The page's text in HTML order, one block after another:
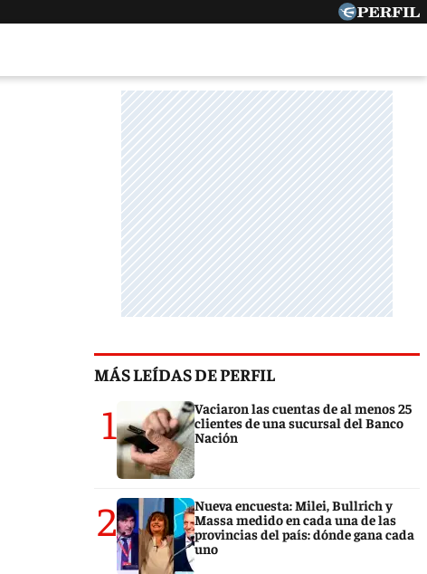
MÁS LEÍDAS DE PERFIL
1
Vaciaron las cuentas de al menos 25
clientes de una sucursal del Banco
Nación
2
Nueva encuesta: Milei, Bullrich y
Massa medido en cada una de las
provincias del país: dónde gana cada
uno